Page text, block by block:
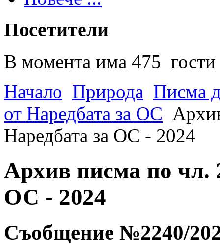
Посетители
В момента има 475 гости
Начало Природа Писма
от Наредбата за ОС
Наредбата за ОС - 2024
Архив писма по чл.
ОС - 2024
Съобщение №2240/